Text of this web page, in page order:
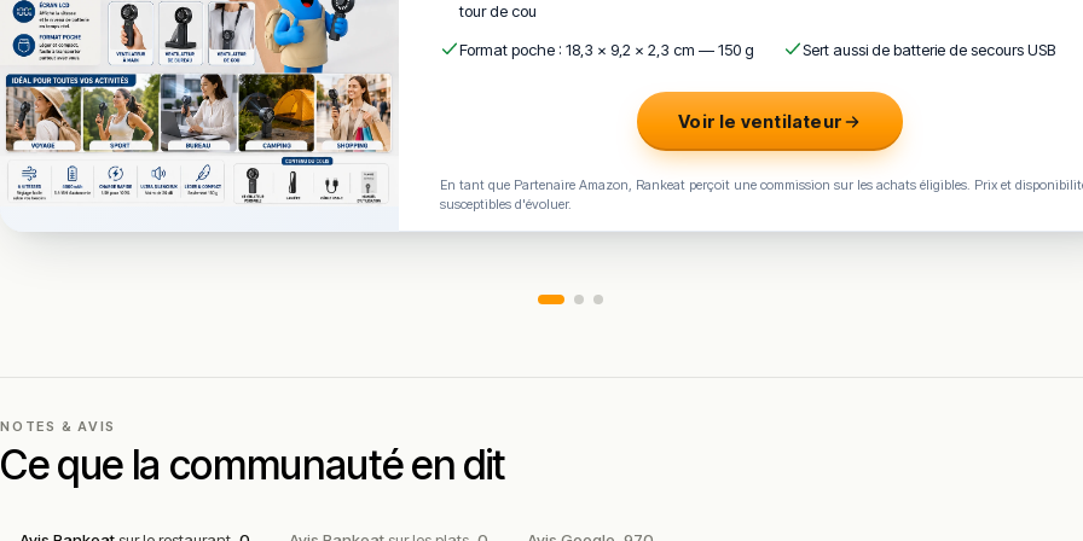
tour de cou
Format poche : 18,3 × 9,2 × 2,3 cm — 150 g Sert aussi de batterie de secours USB
Voir le ventilateur
En tant que Partenaire Amazon, Rankeat perçoit une commission sur les achats éligibles. Prix et
susceptibles d'évoluer.
NOTES & AVIS
Ce que la communauté en dit